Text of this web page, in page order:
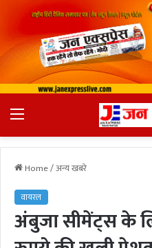
Home/अन्य खबरे
वायरल
अंबुजा सीमेंट्स के